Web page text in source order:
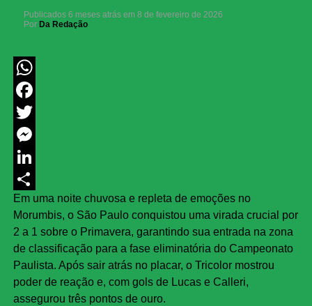
Publicados 6 meses atrás em 8 de fevereiro de 2026
Por Da Redação
WhatsApp
Facebook
Twitter
Messenger
LinkedIn
Share
Em uma noite chuvosa e repleta de emoções no
Morumbis, o São Paulo conquistou uma virada crucial por
2 a 1 sobre o Primavera, garantindo sua entrada na zona
de classificação para a fase eliminatória do Campeonato
Paulista. Após sair atrás no placar, o Tricolor mostrou
poder de reação e, com gols de Lucas e Calleri,
assegurou três pontos de ouro.